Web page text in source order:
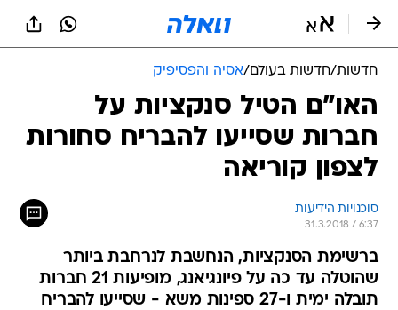
חדשות/חדשות בעולם/אסיה והפסיפיק
האו"ם הטיל סנקציות על
חברות שסייעו להבריח סחורות
לצפון קוריאה
סוכנויות הידיעות
31.3.2018 / 6:37
ברשימת הסנקציות, הנחשבת לנרחבת ביותר
שהוטלה עד כה על פיונגיאנג, מופיעות 21 חברות
תובלה ימית ו-27 ספינות משא - שסייעו להבריח